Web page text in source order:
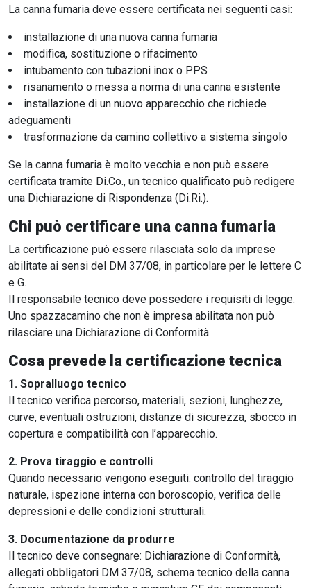
La canna fumaria deve essere certificata nei seguenti casi:
installazione di una nuova canna fumaria
modifica, sostituzione o rifacimento
intubamento con tubazioni inox o PPS
risanamento o messa a norma di una canna esistente
installazione di un nuovo apparecchio che richiede
adeguamenti
trasformazione da camino collettivo a sistema singolo
Se la canna fumaria è molto vecchia e non può essere
certificata tramite Di.Co., un tecnico qualificato può redigere
una Dichiarazione di Rispondenza (Di.Ri.).
Chi può certificare una canna fumaria
La certificazione può essere rilasciata solo da imprese
abilitate ai sensi del DM 37/08, in particolare per le lettere C
e G.
Il responsabile tecnico deve possedere i requisiti di legge.
Uno spazzacamino che non è impresa abilitata non può
rilasciare una Dichiarazione di Conformità.
Cosa prevede la certificazione tecnica
1. Sopralluogo tecnico
Il tecnico verifica percorso, materiali, sezioni, lunghezze,
curve, eventuali ostruzioni, distanze di sicurezza, sbocco in
copertura e compatibilità con l’apparecchio.
2. Prova tiraggio e controlli
Quando necessario vengono eseguiti: controllo del tiraggio
naturale, ispezione interna con boroscopio, verifica delle
depressioni e delle condizioni strutturali.
3. Documentazione da produrre
Il tecnico deve consegnare: Dichiarazione di Conformità,
allegati obbligatori DM 37/08, schema tecnico della canna